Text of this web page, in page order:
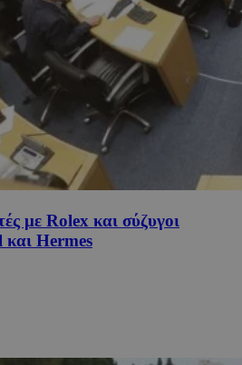
με Rolex και σύζυγοι
και Hermes